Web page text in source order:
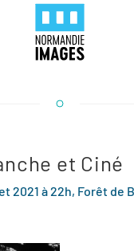
et Ciné
2021 à 22h, Forêt de
cookies